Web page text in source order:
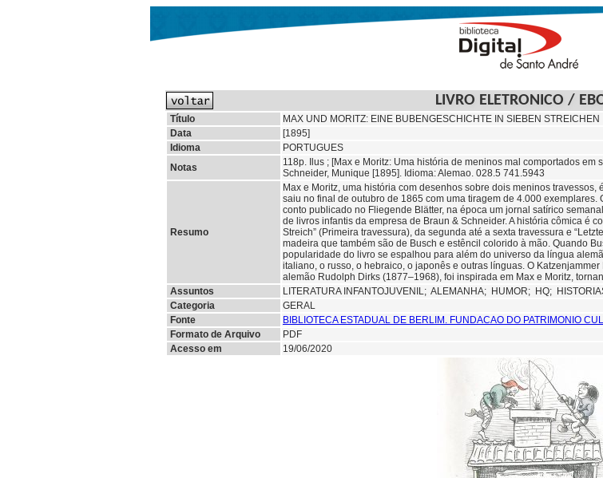
LIVRO ELETRONICO /
Título
MAX UND MORITZ: EINE BUBENGESCHICHTE IN SIEBEN STREICHEN
Data
[1895]
Idioma
PORTUGUES
Notas
118p. Ilus ; [Max e Moritz: Uma história de meninos mal comportados
Schneider, Munique [1895]. Idioma: Alemao. 028.5 741.5943
Resumo
Max e Moritz, uma história com desenhos sobre dois meninos
saiu no final de outubro de 1865 com uma tiragem de 4.000
conto publicado no Fliegende Blätter, na época um jornal satírico
de livros infantis da empresa de Braun & Schneider. A história cômica é
Streich” (Primeira travessura), da segunda até a sexta travessura e
madeira que também são de Busch e estêncil colorido à mão. Quando
popularidade do livro se espalhou para além do universo da língua
italiano, o russo, o hebraico, o japonês e outras línguas. O
alemão Rudolph Dirks (1877–1968), foi inspirada em Max e Moritz,
Assuntos
LITERATURA INFANTOJUVENIL; ALEMANHA; HUMOR; HQ;
Categoria
GERAL
Fonte
BIBLIOTECA ESTADUAL DE BERLIM. FUNDACAO DO PATRIMONIO
Formato de Arquivo
PDF
Acesso em
19/06/2020